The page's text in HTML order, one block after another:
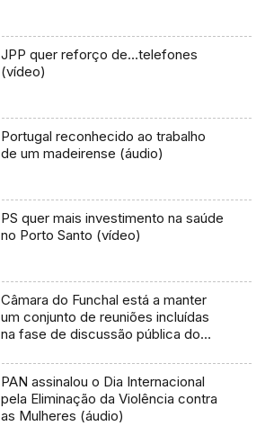
JPP quer reforço de…telefones
(vídeo)
Portugal reconhecido ao trabalho
de um madeirense (áudio)
PS quer mais investimento na saúde
no Porto Santo (vídeo)
Câmara do Funchal está a manter
um conjunto de reuniões incluídas
na fase de discussão pública do
PAN assinalou o Dia Internacional
pela Eliminação da Violência contra
as Mulheres (áudio)